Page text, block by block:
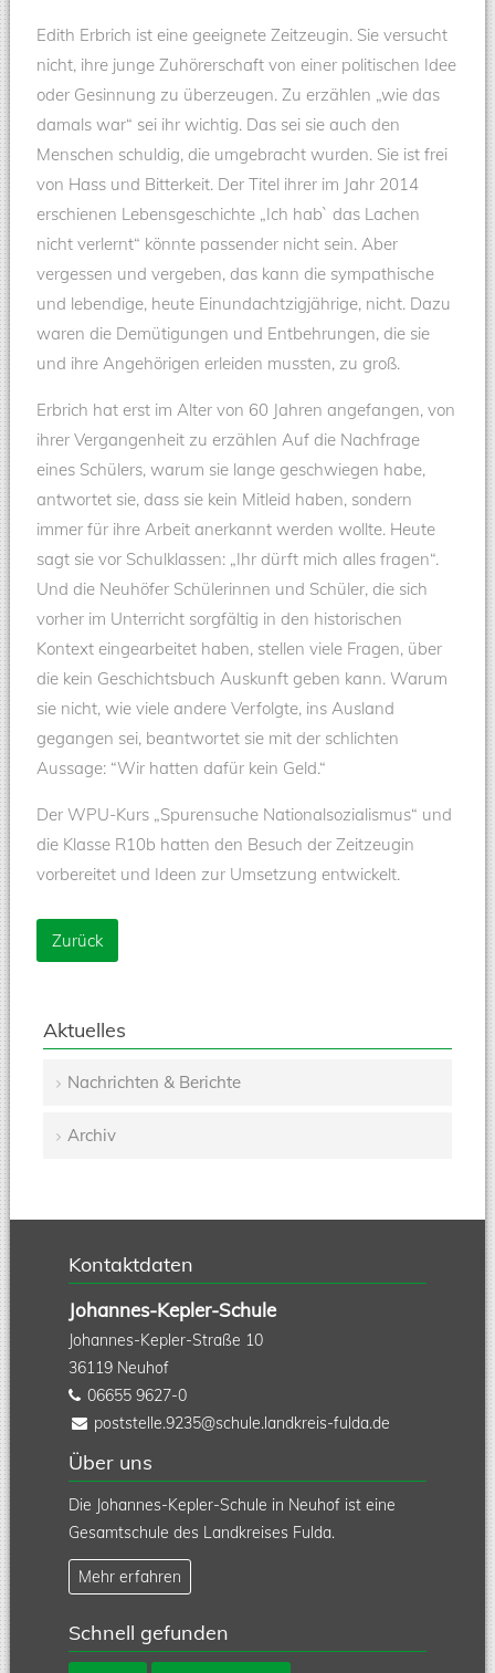
Edith Erbrich ist eine geeignete Zeitzeugin. Sie versucht
nicht, ihre junge Zuhörerschaft von einer politischen Idee
oder Gesinnung zu überzeugen. Zu erzählen „wie das
damals war“ sei ihr wichtig. Das sei sie auch den
Menschen schuldig, die umgebracht wurden. Sie ist frei
von Hass und Bitterkeit. Der Titel ihrer im Jahr 2014
erschienen Lebensgeschichte „Ich hab` das Lachen
nicht verlernt“ könnte passender nicht sein. Aber
vergessen und vergeben, das kann die sympathische
und lebendige, heute Einundachtzigjährige, nicht. Dazu
waren die Demütigungen und Entbehrungen, die sie
und ihre Angehörigen erleiden mussten, zu groß.
Erbrich hat erst im Alter von 60 Jahren angefangen, von
ihrer Vergangenheit zu erzählen Auf die Nachfrage
eines Schülers, warum sie lange geschwiegen habe,
antwortet sie, dass sie kein Mitleid haben, sondern
immer für ihre Arbeit anerkannt werden wollte. Heute
sagt sie vor Schulklassen: „Ihr dürft mich alles fragen“.
Und die Neuhöfer Schülerinnen und Schüler, die sich
vorher im Unterricht sorgfältig in den historischen
Kontext eingearbeitet haben, stellen viele Fragen, über
die kein Geschichtsbuch Auskunft geben kann. Warum
sie nicht, wie viele andere Verfolgte, ins Ausland
gegangen sei, beantwortet sie mit der schlichten
Aussage: “Wir hatten dafür kein Geld.“
Der WPU-Kurs „Spurensuche Nationalsozialismus“ und
die Klasse R10b hatten den Besuch der Zeitzeugin
vorbereitet und Ideen zur Umsetzung entwickelt.
Zurück
Aktuelles
überspringen
Nachrichten & Berichte
Archiv
Kontaktdaten
Johannes-Kepler-Schule
Johannes-Kepler-Straße 10
36119 Neuhof
06655 9627-0
poststelle.9235@schule.landkreis-fulda.de
Über uns
Die Johannes-Kepler-Schule in Neuhof ist eine
Gesamtschule des Landkreises Fulda.
Mehr erfahren
Schnell gefunden